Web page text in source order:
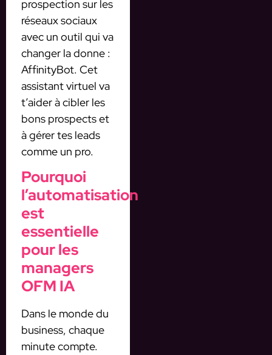
prospection sur les
réseaux sociaux
avec un outil qui va
changer la donne :
AffinityBot. Cet
assistant virtuel va
t’aider à cibler les
bons prospects et
à gérer tes leads
comme un pro.
Pourquoi
l’automatisation
est
essentielle
pour les
managers
OFM IA
Dans le monde du
business, chaque
minute compte.